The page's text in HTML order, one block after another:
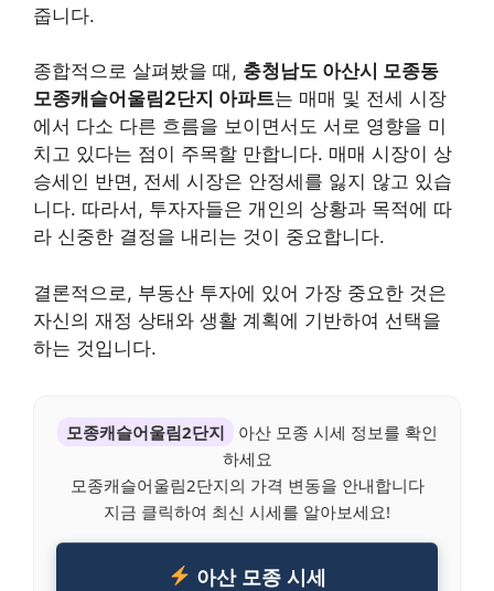
줍니다.
종합적으로 살펴봤을 때, 충청남도 아산시 모종동
모종캐슬어울림2단지 아파트는 매매 및 전세 시장
에서 다소 다른 흐름을 보이면서도 서로 영향을 미
치고 있다는 점이 주목할 만합니다. 매매 시장이 상
승세인 반면, 전세 시장은 안정세를 잃지 않고 있습
니다. 따라서, 투자자들은 개인의 상황과 목적에 따
라 신중한 결정을 내리는 것이 중요합니다.
결론적으로, 부동산 투자에 있어 가장 중요한 것은
자신의 재정 상태와 생활 계획에 기반하여 선택을
하는 것입니다.
모종캐슬어울림2단지
아산 모종 시세 정보를 확인
하세요
모종캐슬어울림2단지의 가격 변동을 안내합니다
지금 클릭하여 최신 시세를 알아보세요!
아산 모종 시세